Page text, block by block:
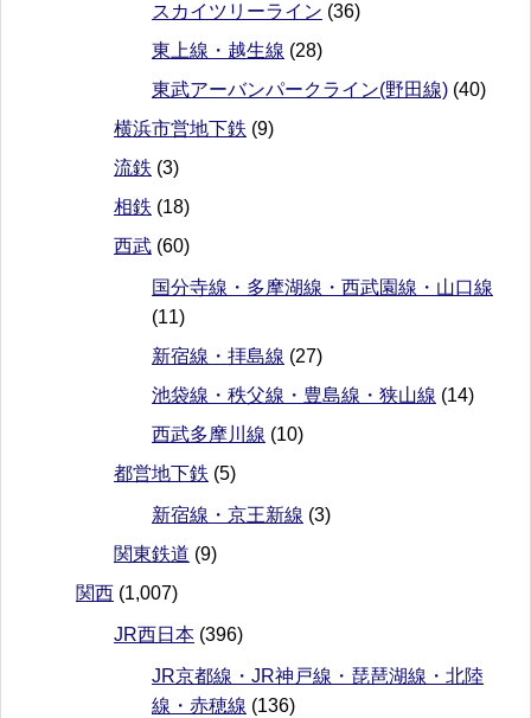
スカイツリーライン (36)
東上線・越生線 (28)
東武アーバンパークライン(野田線) (40)
横浜市営地下鉄 (9)
流鉄 (3)
相鉄 (18)
西武 (60)
国分寺線・多摩湖線・西武園線・山口線
(11)
新宿線・拝島線 (27)
池袋線・秩父線・豊島線・狭山線 (14)
西武多摩川線 (10)
都営地下鉄 (5)
新宿線・京王新線 (3)
関東鉄道 (9)
関西 (1,007)
JR西日本 (396)
JR京都線・JR神戸線・琵琶湖線・北陸
線・赤穂線 (136)